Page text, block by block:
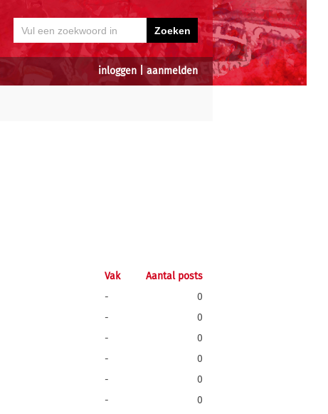
inloggen aanmelden
Vak
Aantal posts
-
0
-
0
-
0
-
0
-
0
-
0